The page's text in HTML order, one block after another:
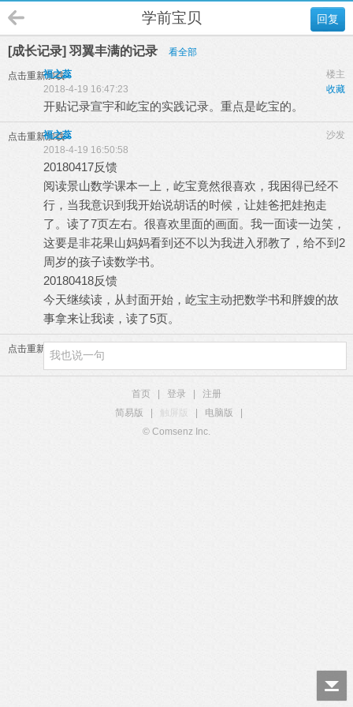
回复
学前宝贝
[成长记录] 羽翼丰满的记录 看全部
点击重新加载 楼主
福之蕊
收藏
2018-4-19 16:47:23
开贴记录宣宇和屹宝的实践记录。重点是屹宝的。
点击重新加载 沙发
福之蕊
2018-4-19 16:50:58
20180417反馈
阅读景山数学课本一上，屹宝竟然很喜欢，我困得已经不
行，当我意识到我开始说胡话的时候，让娃爸把娃抱走
了。读了7页左右。很喜欢里面的画面。我一面读一边笑，
这要是非花果山妈妈看到还不以为我进入邪教了，给不到2
周岁的孩子读数学书。
20180418反馈
今天继续读，从封面开始，屹宝主动把数学书和胖嫂的故
事拿来让我读，读了5页。
点击重新加载
首页 登录
注册
简易版
触屏版 电脑版
© Comsenz Inc.